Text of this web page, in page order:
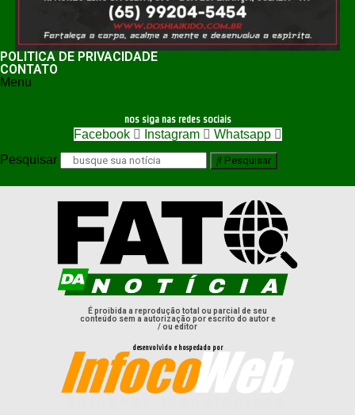
POLÍTICA DE PRIVACIDADE
CONTATO
Menu
nos siga nas redes sociais
Facebook Instagram
Whatsapp
Pesquisar
Pesquisar
É proibida a reprodução total ou parcial de seu
conteúdo sem a autorização por escrito do autor e
/ ou editor
desenvolvido e hospedado por